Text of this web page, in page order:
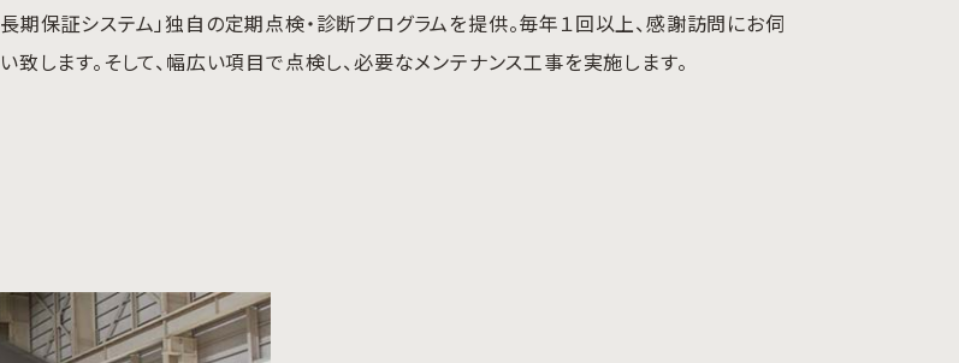
長期保証システム」独自の定期点検・診断プログラムを提供。毎年１回以上、感謝訪問にお伺
い致します。そして、幅広い項目で点検し、必要なメンテナンス工事を実施します。